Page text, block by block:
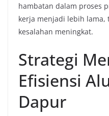
hambatan dalam proses
kerja menjadi lebih lama,
kesalahan meningkat.
Strategi
Efisiensi
Dapur